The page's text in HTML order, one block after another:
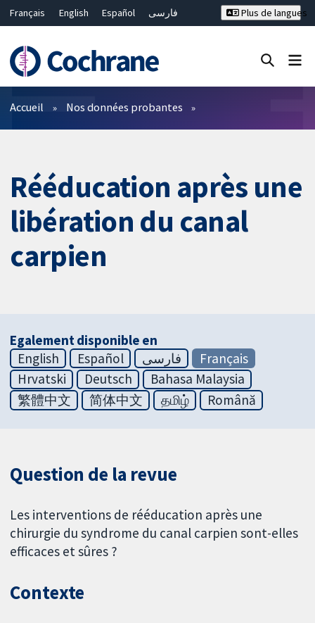
Français English Español
فارسی
Bahasa Malaysia
ไทย
繁體中文
简体中文
Plus de langues
Filtres
Accueil Nos données probantes
Rééducation après une
libération du canal
carpien
Egalement disponible en
English
Español فارسی
Français
Hrvatski
Deutsch
Bahasa Malaysia
繁體中文
简体中文 தமிழ் Română
Question de la revue
Les interventions de rééducation après une
chirurgie du syndrome du canal carpien sont-elles
efficaces et sûres ?
Contexte